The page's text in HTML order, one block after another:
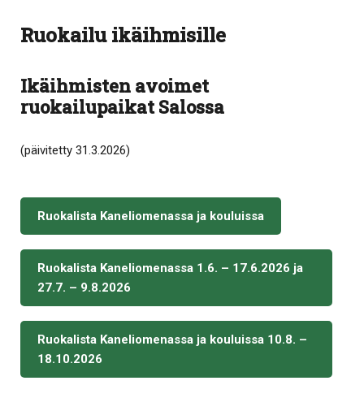
Ruokailu ikäihmisille
Ikäihmisten avoimet
ruokailupaikat Salossa
(päivitetty 31.3.2026)
Ruokalista Kaneliomenassa ja kouluissa
Ruokalista Kaneliomenassa 1.6. – 17.6.2026 ja
27.7. – 9.8.2026
Ruokalista Kaneliomenassa ja kouluissa 10.8. –
18.10.2026